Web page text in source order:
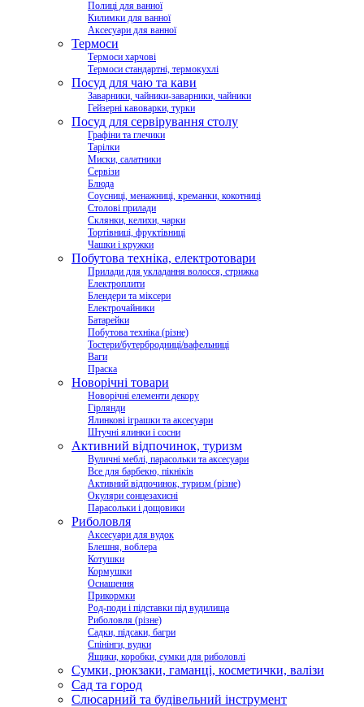
Полиці для ванної
Килимки для ванної
Аксесуари для ванної
Термоси
Термоси харчові
Термоси стандартні, термокухлі
Посуд для чаю та кави
Заварники, чайники-заварники, чайники
Гейзерні кавоварки, турки
Посуд для сервірування столу
Графіни та глечики
Тарілки
Миски, салатники
Сервізи
Блюда
Соусниці, менажниці, креманки, кокотниці
Столові прилади
Склянки, келихи, чарки
Тортівниці, фруктівниці
Чашки і кружки
Побутова техніка, електротовари
Прилади для укладання волосся, стрижка
Електроплити
Блендери та міксери
Електрочайники
Батарейки
Побутова техніка (різне)
Тостери/бутербродниці/вафельниці
Ваги
Праска
Новорічні товари
Новорічні елементи декору
Гірлянди
Ялинкові іграшки та аксесуари
Штучні ялинки і сосни
Активний відпочинок, туризм
Вуличні меблі, парасольки та аксесуари
Все для барбекю, пікніків
Активний відпочинок, туризм (різне)
Окуляри сонцезахисні
Парасольки і дощовики
Риболовля
Аксесуари для вудок
Блешня, воблера
Котушки
Кормушки
Оснащення
Прикормки
Род-поди і підставки під вудилища
Риболовля (різне)
Садки, підсаки, багри
Спінінги, вудки
Ящики, коробки, сумки для риболовлі
Сумки, рюкзаки, гаманці, косметички, валізи
Сад та город
Слюсарний та будівельний інструмент